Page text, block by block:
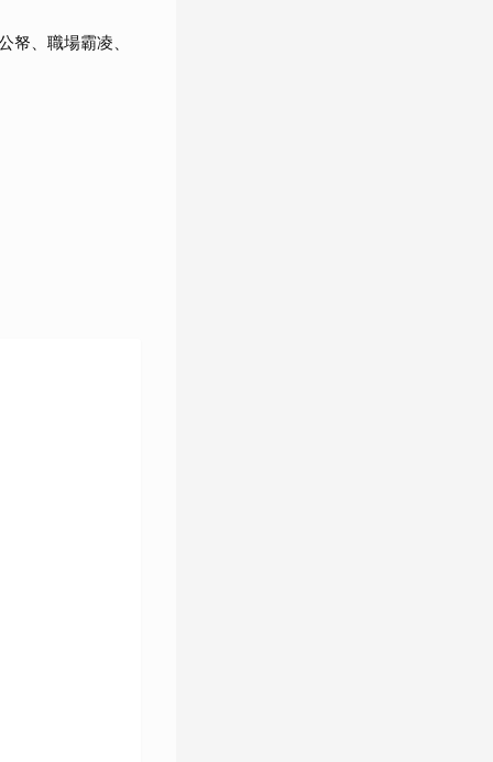
、職場霸凌、